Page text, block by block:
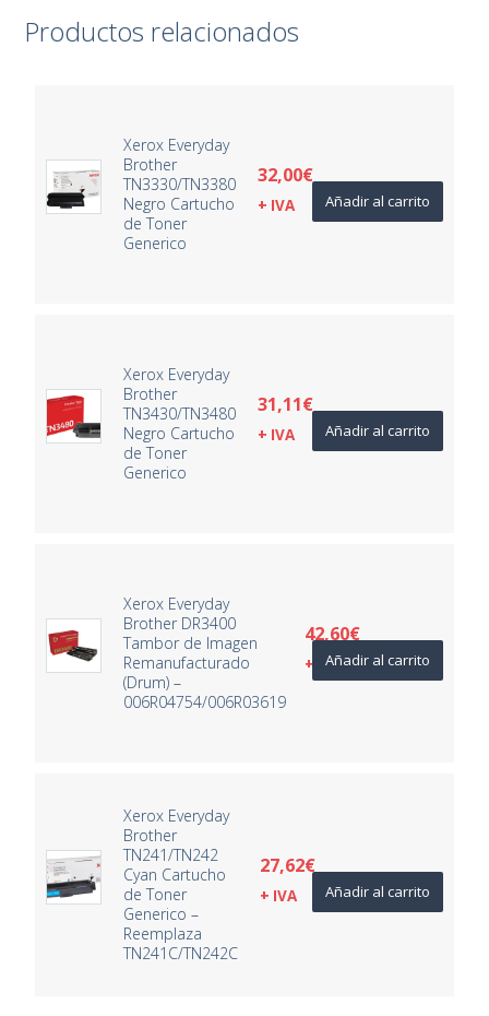
Productos relacionados
Xerox Everyday
Brother
TN3330/TN3380
Negro Cartucho
de Toner
Generico
32,00€
+ IVA Añadir al carrito
Xerox Everyday
Brother
TN3430/TN3480
Negro Cartucho
de Toner
Generico
31,11€
+ IVA Añadir al carrito
Xerox Everyday
Brother DR3400
Tambor de Imagen
Remanufacturado
(Drum) –
006R04754/006R03619
42,60€
+ IVAAñadir al carrito
Xerox Everyday
Brother
TN241/TN242
Cyan Cartucho
de Toner
Generico –
Reemplaza
TN241C/TN242C
27,62€
+ IVA Añadir al carrito